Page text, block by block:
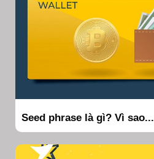
Seed phrase là gì? Vì sao...